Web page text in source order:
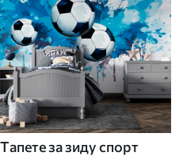
Tапете за зиду спорт